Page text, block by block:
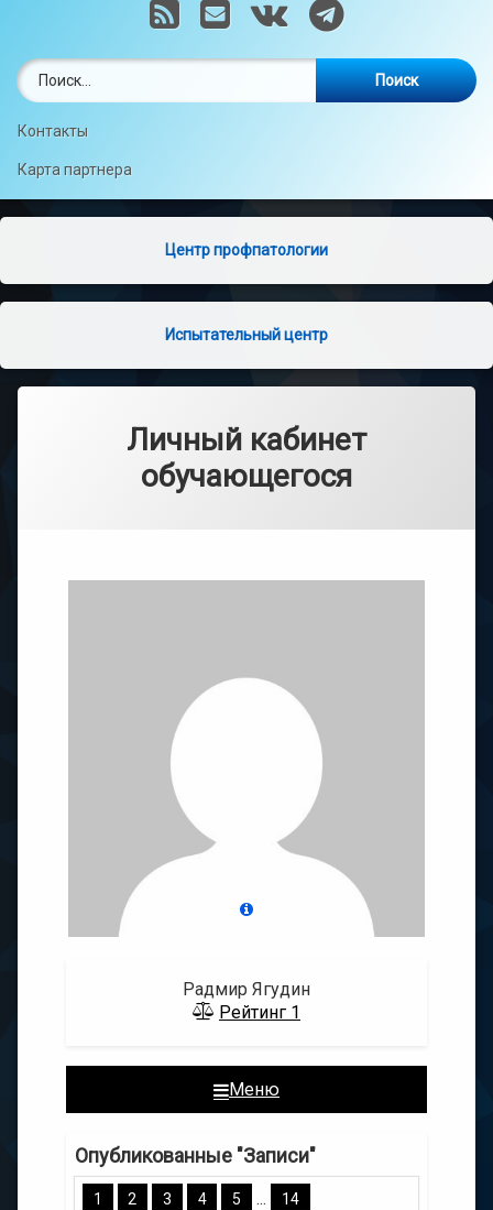
Референс-центр СГМ
RSS E-mailVK Telegram
Контакты
Карта партнера
Центр профпатологии
Испытательный центр
Личный кабинет
обучающегося
Радмир Ягудин
Рейтинг 1
Меню
Опубликованные "Записи"
1 2 3 4 5 ... 14